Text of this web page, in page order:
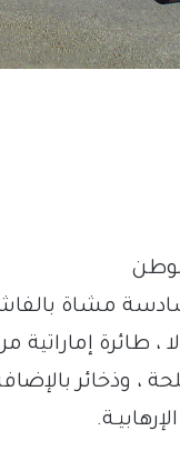
مشاة
، طائرة
، وذخائر